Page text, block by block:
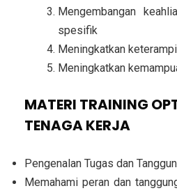
Mengembangan
spesifik
Meningkatkan
Meningkatkan
MATERI TRAINING
TENAGA KERJA
Pengenalan Tugas dan
Memahami peran dan